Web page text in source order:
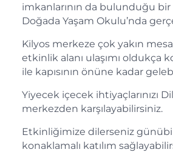
imkanlarının da bulunduğu
Doğada Yaşam Okulu’nda
Kilyos merkeze çok yakın
etkinlik alanı ulaşımı oldukça
ile kapısının önüne kadar
Yiyecek içecek ihtiyaçlarınızı
merkezden karşılayabilirsiniz.
Etkinliğimize dilerseniz
konaklamalı katılım